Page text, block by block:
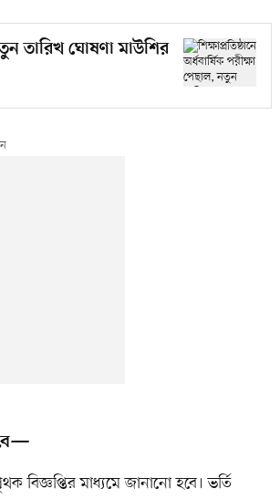
নতুন তারিখ ঘোষণা মাউশির
বিজ্ঞপ্তির মাধ্যমে জানানো হবে। ভর্তি